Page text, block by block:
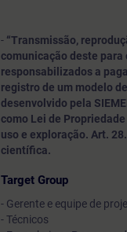
- “Transmissão,
comunicação deste
responsabilizados a
registro de um modelo
desenvolvido pela
como Lei de
uso e exploração. Art.
científica.
Target Group
- Gerente e equipe de
- Técnicos